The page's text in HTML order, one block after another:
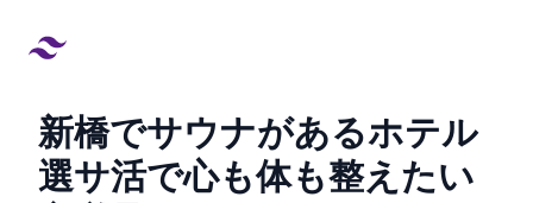
新橋でサウナがあるホテル9
選!サ活で心も体も整えたい